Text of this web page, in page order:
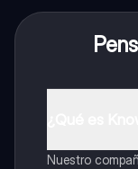
Nuestro